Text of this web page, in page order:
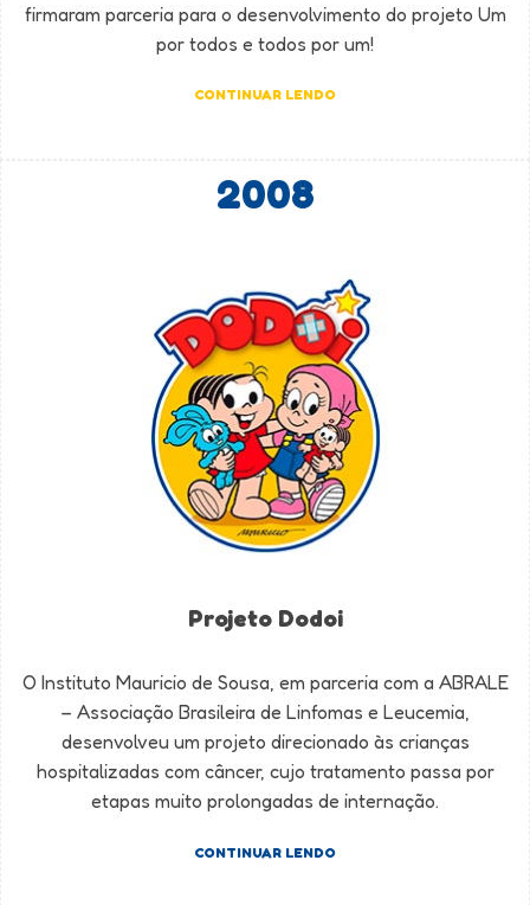
firmaram parceria para o desenvolvimento do projeto Um
por todos e todos por um!
CONTINUAR LENDO
2008
Projeto Dodoi
O Instituto Mauricio de Sousa, em parceria com a ABRALE
– Associação Brasileira de Linfomas e Leucemia,
desenvolveu um projeto direcionado às crianças
hospitalizadas com câncer, cujo tratamento passa por
etapas muito prolongadas de internação.
CONTINUAR LENDO